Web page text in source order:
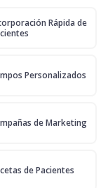
Rápida de
Personalizados
de Marketing
de Pacientes